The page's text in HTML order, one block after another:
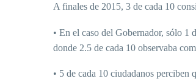
A finales de 2015, 3 de cada 10
• En el caso del Gobernador, sólo 1
donde 2.5 de cada 10 observaba
• 5 de cada 10 ciudadanos perciben